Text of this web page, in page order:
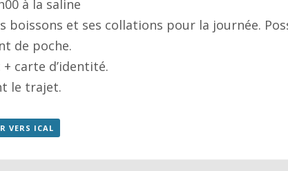
à la saline
boissons et ses collations pour la journée.
de poche.
carte d’identité.
le trajet.
VERS ICAL